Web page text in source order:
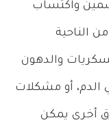
واكتساب
الناحية
والدهون
الدم، أو مشكلات
أخرى يمكن